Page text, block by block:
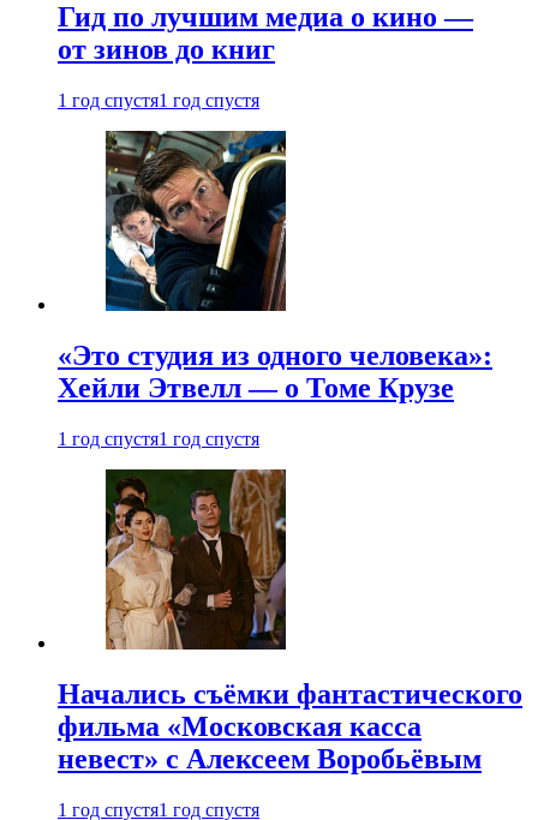
Гид по лучшим медиа о кино —
от зинов до книг
1 год спустя1 год спустя
«Это студия из одного человека»:
Хейли Этвелл — о Томе Крузе
1 год спустя1 год спустя
Начались съёмки фантастического
фильма «Московская касса
невест» с Алексеем Воробьёвым
1 год спустя1 год спустя